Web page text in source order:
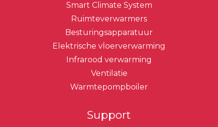
Smart Climate System
Ruimteverwarmers
Besturingsapparatuur
Elektrische vloerverwarming
Infrarood verwarming
Ventilatie
Warmtepompboiler
Support